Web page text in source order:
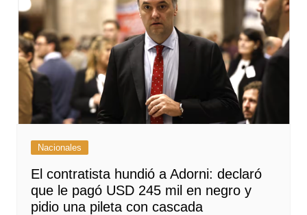
Nacionales
El contratista hundió a Adorni: declaró
que le pagó USD 245 mil en negro y
pidio una pileta con cascada